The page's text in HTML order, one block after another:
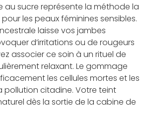
au sucre représente la méthode la
les peaux féminines sensibles.
laisse vos jambes
d’irritations ou de rougeurs
associer ce soin à un rituel de
relaxant. Le gommage
les cellules mortes et les
pollution citadine. Votre teint
dès la sortie de la cabine de